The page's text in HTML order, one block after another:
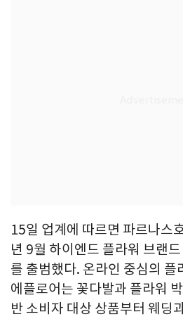
15일 업계에 따르면 파르나스
년 9월 하이엔드 플라워 브랜
를 출범했다. 온라인 중심의 플
에플로어는 꽃다발과 플라워
반 소비자 대상 상품부터 웨딩